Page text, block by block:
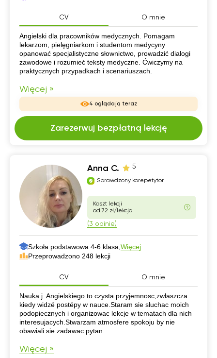
CV O mnie
CV
Angielski dla pracowników medycznych. Pomagam
lekarzom, pielęgniarkom i studentom medycyny
opanować specjalistyczne słownictwo, prowadzić dialogi
zawodowe i rozumieć teksty medyczne. Ćwiczymy na
praktycznych przypadkach i scenariuszach.
Więcej »
4 oglądają teraz
Zarezerwuj bezpłatną lekcję
Anna C. 5
Sprawdzony korepetytor
Koszt lekcji
od 72 zł/lekcja
(3 opinie)
Szkoła podstawowa 4-6 klasa, Więcej
Przeprowadzono 248 lekcji
CV O mnie
CV
Nauka j. Angielskiego to czysta przyjemnosc,zwlaszcza
kiedy widzé postépy w nauce.Staram sie sluchac moich
podopiecznych i organizowac lekcje w tematach dla nich
interesujacych.Stwarzam atmosfere spokoju by nie
obawiali sie zadawac pytan.
Więcej »